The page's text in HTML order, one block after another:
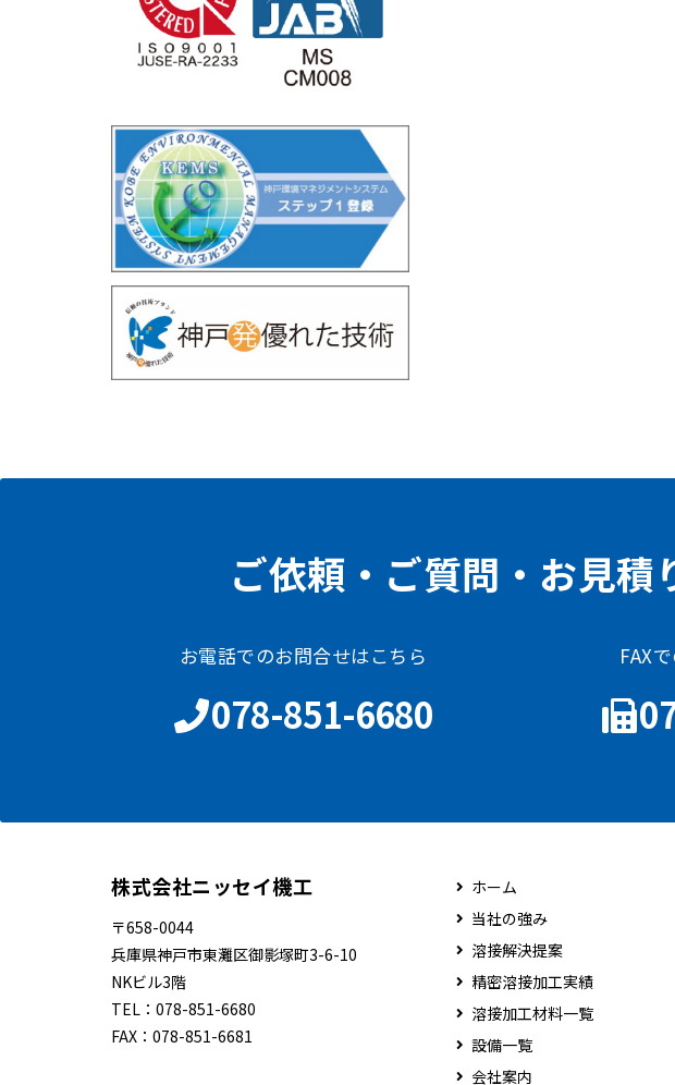
ご依頼・ご質問・お見積
お電話でのお問合せはこちら
078-851-6680
FAX
株式会社ニッセイ機工
〒658-0044
兵庫県神戸市東灘区御影塚町3-6-10
NKビル3階
TEL： 078-851-6680
FAX： 078-851-6681
ホーム
当社の強み
溶接解決提案
精密溶接加工実績
溶接加工材料一覧
設備一覧
会社案内